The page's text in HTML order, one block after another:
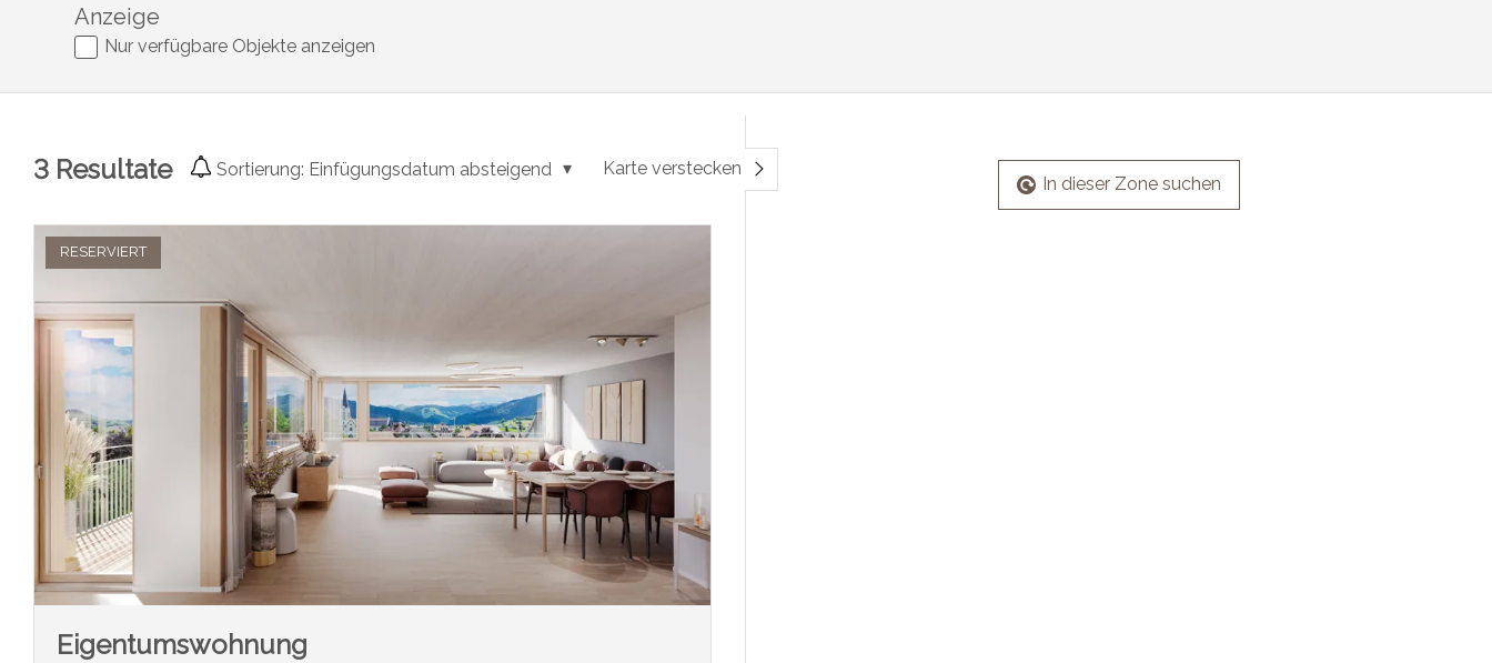
Anzeige
Nur verfügbare Objekte anzeigen
3 Resultate Sortierung: Einfügungsdatum absteigend Karte verstecken
RESERVIERT
Eigentumswohnung
In dieser Zone suchen